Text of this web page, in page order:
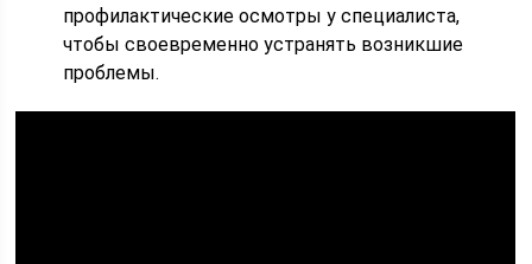
профилактические осмотры у специалиста,
чтобы своевременно устранять возникшие
проблемы.